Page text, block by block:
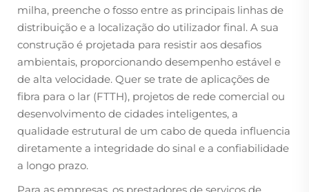
milha, preenche o fosso entre as principais linhas de
distribuição e a localização do utilizador final. A sua
construção é projetada para resistir aos desafios
ambientais, proporcionando desempenho estável e
de alta velocidade. Quer se trate de aplicações de
fibra para o lar (FTTH), projetos de rede comercial ou
desenvolvimento de cidades inteligentes, a
qualidade estrutural de um cabo de queda influencia
diretamente a integridade do sinal e a confiabilidade
a longo prazo.
Para as empresas, os prestadores de serviços de